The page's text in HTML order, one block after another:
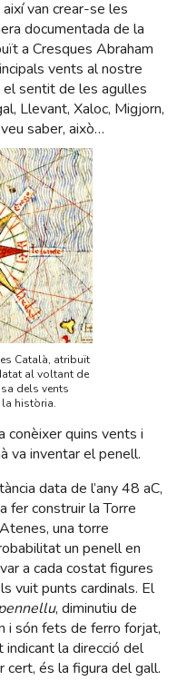
van crear-se les
documentada de la
a Cresques Abraham
vents al nostre
el sentit de les agulles
Llevant, Xaloc, Migjorn,
saber, això…
Català, atribuït
al voltant de
dels vents
història.
conèixer quins vents i
va inventar el penell.
data de l’any 48 aC,
fer construir la Torre
una torre
un penell en
a cada costat figures
vuit punts cardinals. El
, diminutiu de
i són fets de ferro forjat,
la direcció del
cert, és la figura del gall.